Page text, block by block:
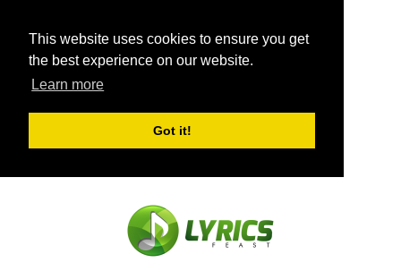
This website uses cookies to ensure you get
the best experience on our website.
Learn more
Got it!